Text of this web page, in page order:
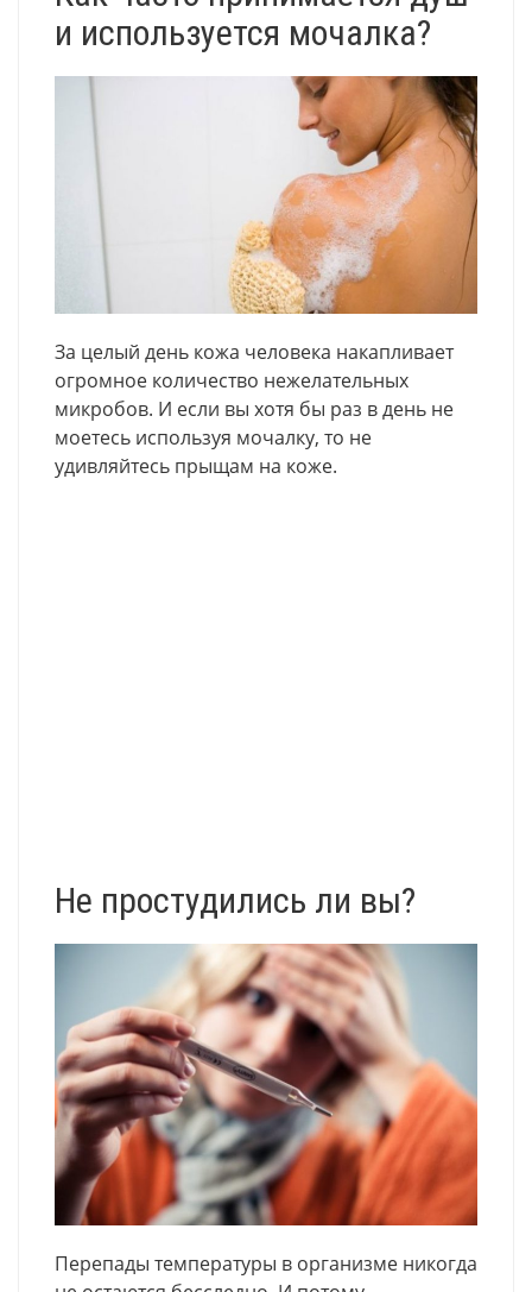
и используется мочалка?
За целый день кожа человека накапливает
огромное количество нежелательных
микробов. И если вы хотя бы раз в день не
моетесь используя мочалку, то не
удивляйтесь прыщам на коже.
Не простудились ли вы?
Перепады температуры в организме никогда